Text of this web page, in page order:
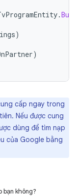
.
)
)
cấp ngay trong
Nếu được cung
dùng để tìm nạp
của Google bằng
bạn không?